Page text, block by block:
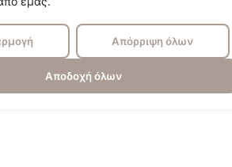
Απόρριψη όλων
Αποδοχή όλων